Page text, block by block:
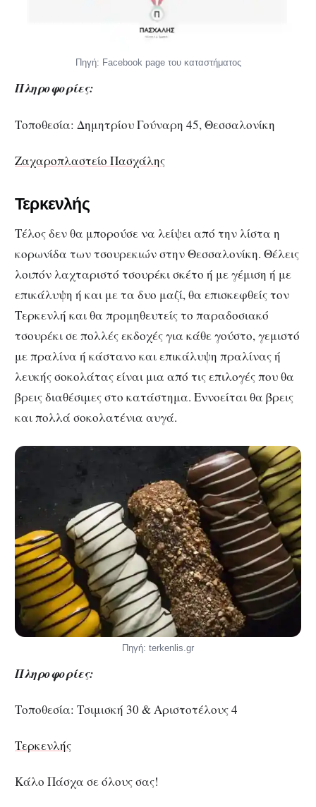
Πηγή: Facebook page του καταστήματος
Πληροφορίες:
Τοποθεσία: Δημητρίου Γούναρη 45, Θεσσαλονίκη
Ζαχαροπλαστείο Πασχάλης
Τερκενλής
Τέλος δεν θα μπορούσε να λείψει από την λίστα η
κορωνίδα των τσουρεκιών στην Θεσσαλονίκη. Θέλεις
λοιπόν λαχταριστό τσουρέκι σκέτο ή με γέμιση ή με
επικάλυψη ή και με τα δυο μαζί, θα επισκεφθείς τον
Τερκενλή και θα προμηθευτείς το παραδοσιακό
τσουρέκι σε πολλές εκδοχές για κάθε γούστο, γεμιστό
με πραλίνα ή κάστανο και επικάλυψη πραλίνας ή
λευκής σοκολάτας είναι μια από τις επιλογές που θα
βρεις διαθέσιμες στο κατάστημα. Εννοείται θα βρεις
και πολλά σοκολατένια αυγά.
Πηγή: terkenlis.gr
Πληροφορίες:
Τοποθεσία: Τσιμισκή 30 & Αριστοτέλους 4
Τερκενλής
Κάλο Πάσχα σε όλους σας!